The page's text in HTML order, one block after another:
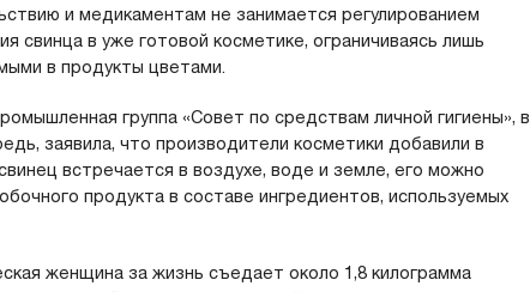
и медикаментам не занимается регулированием
свинца в уже готовой косметике, ограничиваясь лишь
в продукты цветами.
группа «Совет по средствам личной гигиены», в
заявила, что производители косметики добавили в
встречается в воздухе, воде и земле, его можно
продукта в составе ингредиентов, используемых
женщина за жизнь съедает около 1,8 килограмма